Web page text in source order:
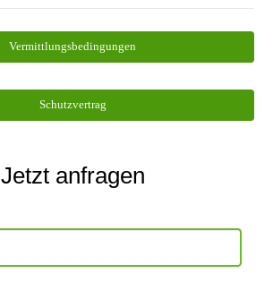
Vermittlungsbedingungen
Schutzvertrag
Jetzt anfragen